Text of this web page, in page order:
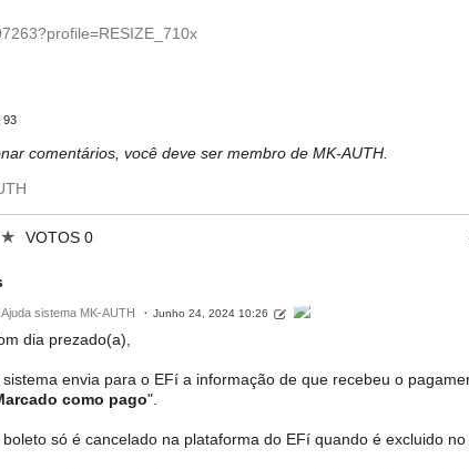
93
comentários, você deve ser membro de MK-AUTH.
★ VOTOS 0
sistema MK-AUTH Junho 24, 2024 10:26
dia prezado(a),
sistema envia para o EFí a informação de que recebeu o
como pago".
boleto só é cancelado na plataforma do EFí quando é excluido